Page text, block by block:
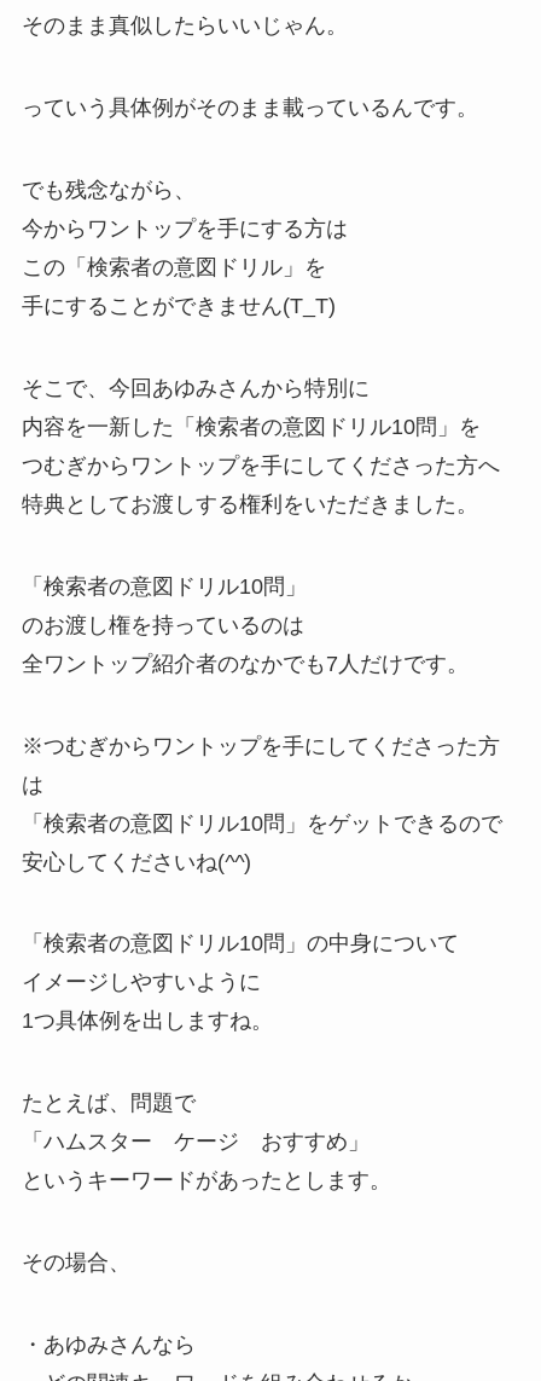
そのまま真似したらいいじゃん。
っていう具体例がそのまま載っているんです。
でも残念ながら、
今からワントップを手にする方は
この「検索者の意図ドリル」を
手にすることができません(T_T)
そこで、今回あゆみさんから特別に
内容を一新した「検索者の意図ドリル10問」を
つむぎからワントップを手にしてくださった方へ
特典としてお渡しする権利をいただきました。
「検索者の意図ドリル10問」
のお渡し権を持っているのは
全ワントップ紹介者のなかでも7人だけです。
※つむぎからワントップを手にしてくださった方
は
「検索者の意図ドリル10問」をゲットできるので
安心してくださいね(^^)
「検索者の意図ドリル10問」の中身について
イメージしやすいように
1つ具体例を出しますね。
たとえば、問題で
「ハムスター ケージ おすすめ」
というキーワードがあったとします。
その場合、
・あゆみさんなら